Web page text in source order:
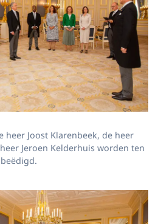
heer Joost Klarenbeek, de heer
Jeroen Kelderhuis worden ten
ambassadeurs